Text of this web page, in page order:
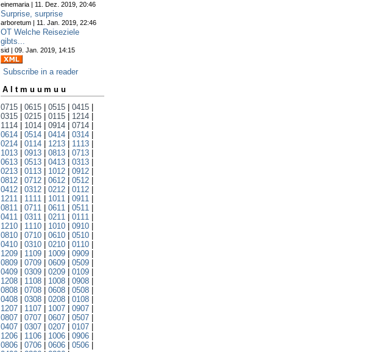
einemaria | 11. Dez. 2019, 20:46
Surprise, surprise
arboretum | 11. Jan. 2019, 22:46
OT Welche Reiseziele
gibts...
sid | 09. Jan. 2019, 14:15
Subscribe in a reader
Altmuumuu
0715
0615 0515 0415
0315
0215 0115 1214
1114
1014 0914 0714
0614
0514 0414 0314
0214
0114 1213 1113
1013
0913 0813 0713
0613
0513 0413 0313
0213
0113 1012 0912
0812
0712 0612 0512
0412
0312 0212 0112
1211
1111 1011 0911
0811
0711 0611 0511
0411
0311 0211 0111
1210
1110 1010 0910
0810
0710 0610 0510
0410
0310 0210 0110
1209
1109 1009 0909
0809
0709 0609 0509
0409
0309 0209 0109
1208
1108 1008 0908
0808
0708 0608 0508
0408
0308 0208 0108
1207
1107 1007 0907
0807
0707 0607 0507
0407
0307 0207 0107
1206
1106 1006 0906
0806
0706 0606 0506